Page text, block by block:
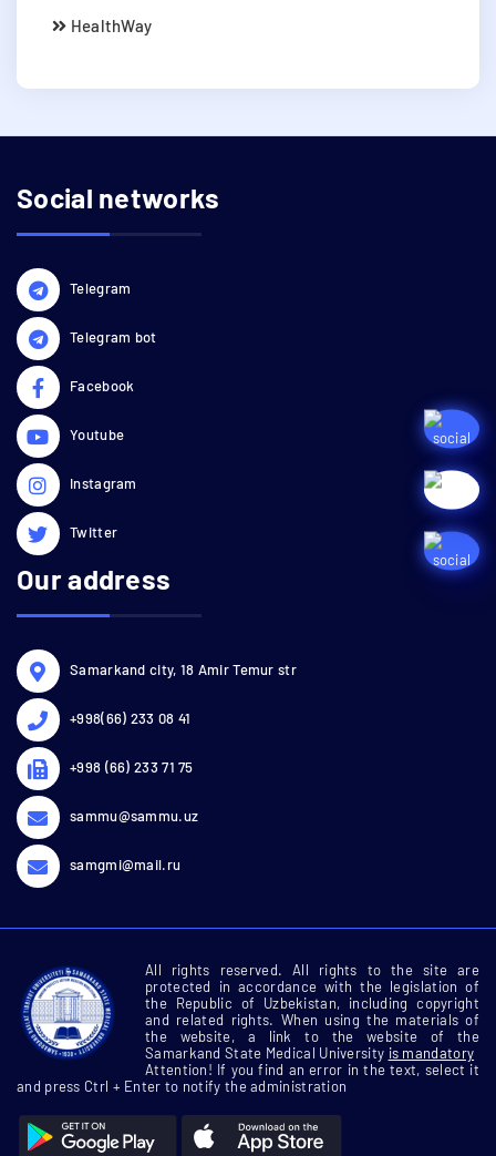
HealthWay
Social networks
Telegram
Telegram bot
Facebook
Youtube
Instagram
Twitter
Our address
Samarkand city, 18 Amir Temur str
+998(66) 233 08 41
+998 (66) 233 71 75
sammu@sammu.uz
samgmi@mail.ru
All rights reserved. All rights to the site are
protected in accordance with the legislation of
the Republic of Uzbekistan, including copyright
and related rights. When using the materials of
the website, a link to the website of the
Samarkand State Medical University is mandatory
Attention! If you find an error in the text, select it
and press Ctrl + Enter to notify the administration